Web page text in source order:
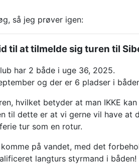
så jeg prøver igen:
til at tilmelde sig turen til
har 2 både i uge 36, 2025.
og der er 6 pladser i
hvilket betyder at man IKKE
til dette er at vi gerne vil have at
tur som en rotur.
på vandet, med det
langturs styrmand i båden!